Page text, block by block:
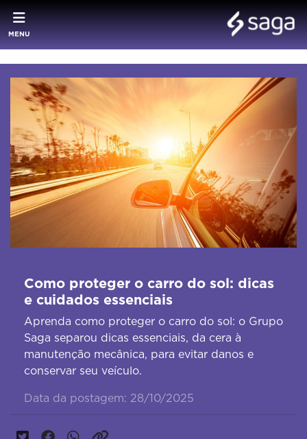
MENU
Como proteger o carro do sol: dicas
e cuidados essenciais
Aprenda como proteger o carro do sol: o Grupo
Saga separou dicas essenciais, da cera à
manutenção mecânica, para evitar danos e
conservar seu veículo.
Data da postagem: 28/10/2025